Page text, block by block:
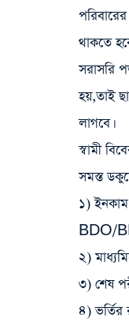
থাকতে
সরাসরি
হয়,তাই
লাগবে।
স্বামী
সমস্ত
১)
BDO/
২)
৩) শেষ
৪) ভর্তির